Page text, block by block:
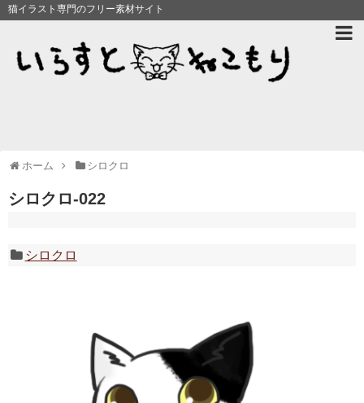
猫イラスト専門のフリー素材サイト
ホーム シロクロ
シロクロ-022
シロクロ